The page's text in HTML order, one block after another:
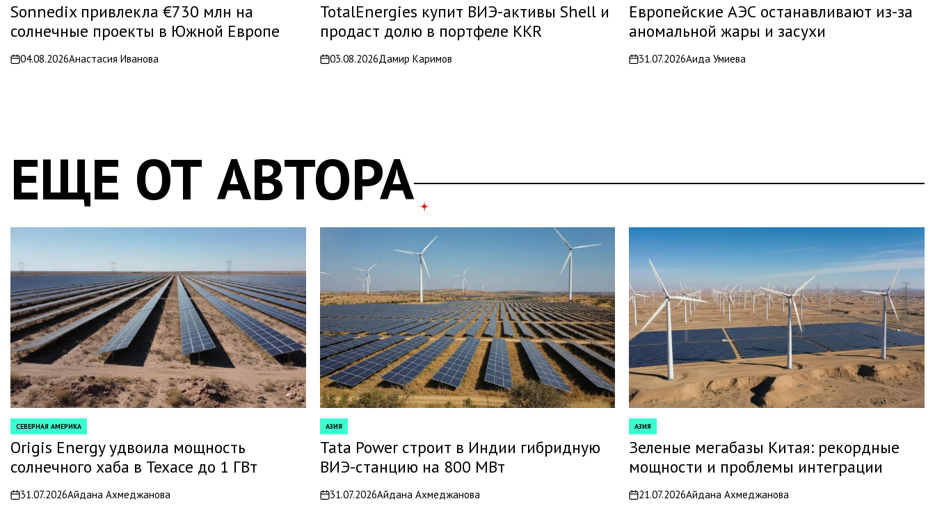
Sonnedix привлекла €730 млн на
солнечные проекты в Южной Европе
on04.08.2026Анастасия Иванова
TotalEnergies купит ВИЭ-активы Shell и
продаст долю в портфеле KKR
on03.08.2026Дамир Каримов
Европейские АЭС останавливают из-за
аномальной жары и засухи
on31.07.2026Аида Умиева
ЕЩЕ ОТ АВТОРА
POSTED
IN
СЕВЕРНАЯ АМЕРИКА
Origis Energy удвоила мощность
солнечного хаба в Техасе до 1 ГВт
on31.07.2026Айдана Ахмеджанова
POSTED
IN
АЗИЯ
Tata Power строит в Индии гибридную
ВИЭ-станцию на 800 МВт
on31.07.2026Айдана Ахмеджанова
POSTED
IN
АЗИЯ
Зеленые мегабазы Китая: рекордные
мощности и проблемы интеграции
on21.07.2026Айдана Ахмеджанова